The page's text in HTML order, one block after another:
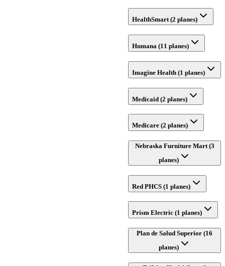
HealthSmart (2 planes)
Humana (11 planes)
Imagine Health (1 planes)
Medicaid (2 planes)
Medicare (2 planes)
Nebraska Furniture Mart (3
planes)
Red PHCS (1 planes)
Prism Electric (1 planes)
Plan de Salud Superior (16
planes)